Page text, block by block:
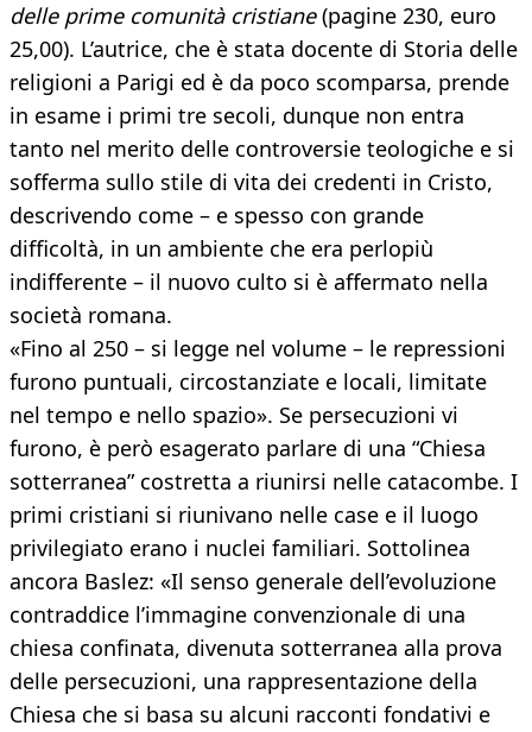
delle prime comunità cristiane(pagine 230, euro
25,00). L’autrice, che è stata docente di Storia delle
religioni a Parigi ed è da poco scomparsa, prende
in esame i primi tre secoli, dunque non entra
tanto nel merito delle controversie teologiche e si
sofferma sullo stile di vita dei credenti in Cristo,
descrivendo come – e spesso con grande
difficoltà, in un ambiente che era perlopiù
indifferente – il nuovo culto si è affermato nella
società romana.
«Fino al 250 – si legge nel volume – le repressioni
furono puntuali, circostanziate e locali, limitate
nel tempo e nello spazio». Se persecuzioni vi
furono, è però esagerato parlare di una “Chiesa
sotterranea” costretta a riunirsi nelle catacombe. I
primi cristiani si riunivano nelle case e il luogo
privilegiato erano i nuclei familiari. Sottolinea
ancora Baslez: «Il senso generale dell’evoluzione
contraddice l’immagine convenzionale di una
chiesa confinata, divenuta sotterranea alla prova
delle persecuzioni, una rappresentazione della
Chiesa che si basa su alcuni racconti fondativi e